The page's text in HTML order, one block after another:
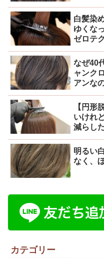
白髪染
ゆくな
ゼロテ
なぜ40
ャンク
アンな
【円形
いけれ
減らし
明るい
なく、
カテゴリー